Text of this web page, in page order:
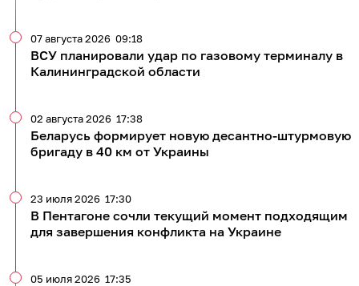
ВСУ планировали удар по газовому терминалу в
Калининградской области
07 августа 2026 09:18
Беларусь формирует новую десантно-штурмовую
бригаду в 40 км от Украины
02 августа 2026 17:38
В Пентагоне сочли текущий момент подходящим
для завершения конфликта на Украине
23 июля 2026 17:30
05 июля 2026 17:35